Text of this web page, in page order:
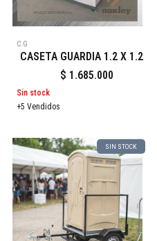
C.G
CASETA GUARDIA 1.2 X 1.2
$ 1.685.000
Sin stock
+5 Vendidos
SIN STOCK